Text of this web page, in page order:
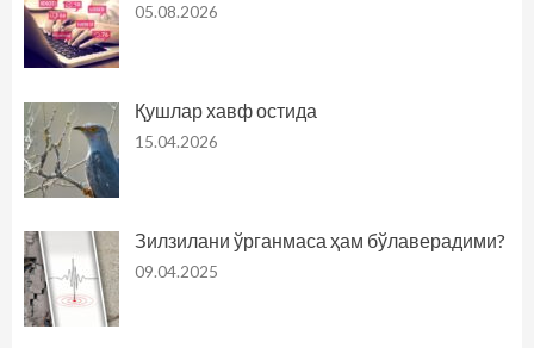
05.08.2026
Қушлар хавф остида
15.04.2026
Зилзилани ўрганмаса ҳам бўлаверадими?
09.04.2025